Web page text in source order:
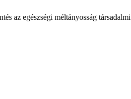
az egészségi méltányosság